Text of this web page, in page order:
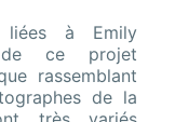
liées à Emily
de ce projet
rassemblant
de la